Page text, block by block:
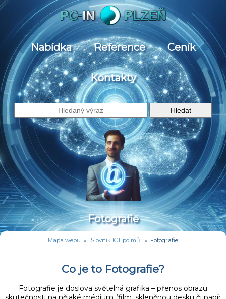
Nabídka Reference Ceník
Kontakty
Fotografie
Mapa webu » Slovník ICT pojmů » Fotografie
Co je to Fotografie?
Fotografie je doslova světelná grafika – přenos obrazu